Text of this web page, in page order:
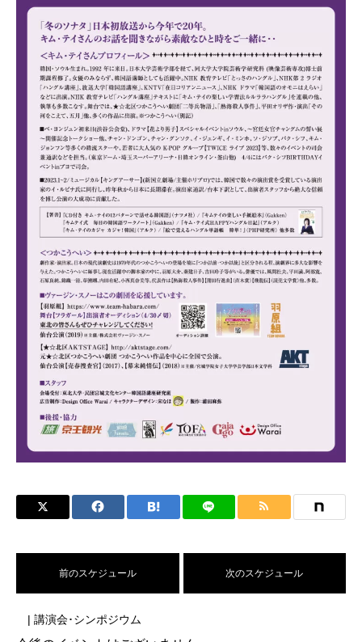
前のスケジュール 次のスケジュール
| 講演会･シンポジウム